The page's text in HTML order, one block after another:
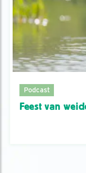
Podcast
Feest van